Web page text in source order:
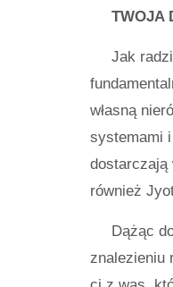
TWOJA
Jak
własną
systemami i
dostarczają
również
Dążąc
znalezieniu